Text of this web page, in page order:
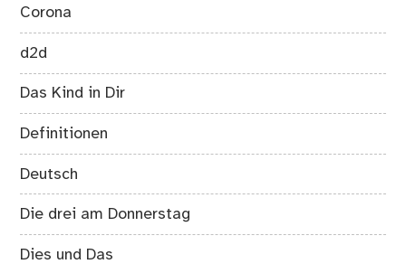
Corona
d2d
Das Kind in Dir
Definitionen
Deutsch
Die drei am Donnerstag
Dies und Das